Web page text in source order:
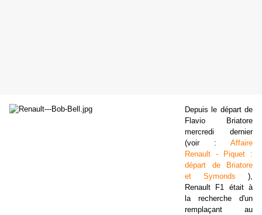
Depuis le départ de
Flavio Briatore
mercredi dernier
(voir : Affaire
Renault - Piquet :
départ de Briatore
et Symonds ),
Renault F1 était à
la recherche d'un
remplaçant au